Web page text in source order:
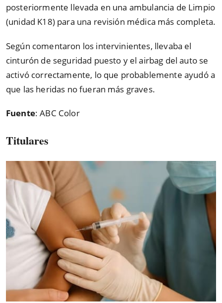
posteriormente llevada en una ambulancia de Limpio
(unidad K18) para una revisión médica más completa.
Según comentaron los intervinientes, llevaba el
cinturón de seguridad puesto y el airbag del auto se
activó correctamente, lo que probablemente ayudó a
que las heridas no fueran más graves.
Fuente: ABC Color
Titulares